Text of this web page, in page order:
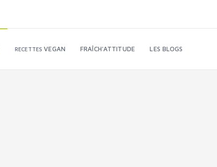
RECETTESVEGAN FRAÎCH'ATTITUDE LES BLOGS